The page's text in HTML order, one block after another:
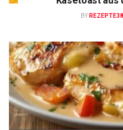
BY REZEPTE38